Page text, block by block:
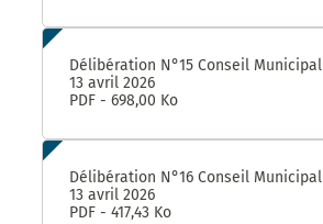
Délibération N°15 Conseil Municipal
13 avril 2026
PDF - 698,00 Ko
Délibération N°16 Conseil Municipal
13 avril 2026
PDF - 417,43 Ko